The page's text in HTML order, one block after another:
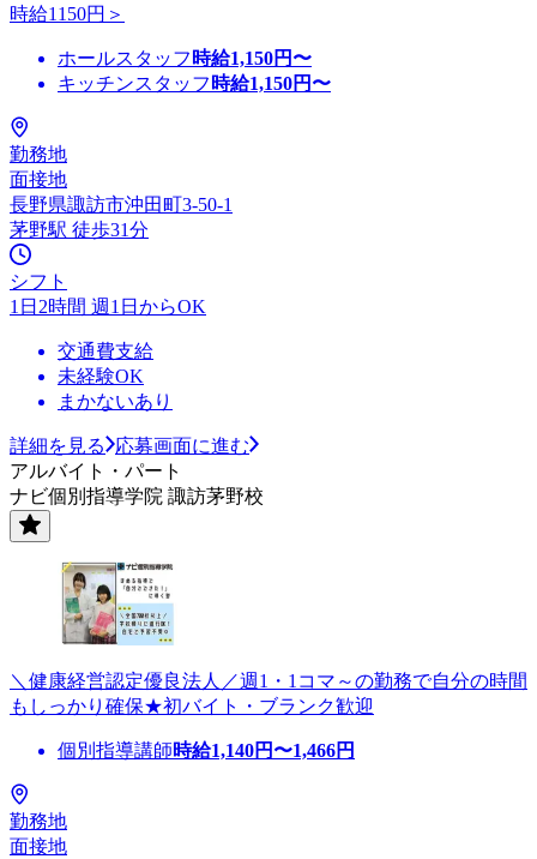
時給1150円＞
ホールスタッフ 時給1,150円〜
キッチンスタッフ 時給1,150円〜
勤務地
面接地
長野県諏訪市沖田町3-50-1
茅野駅 徒歩31分
シフト
1日2時間 週1日からOK
交通費支給
未経験OK
まかないあり
詳細を見る
応募画面に進む
アルバイト・パート
ナビ個別指導学院 諏訪茅野校
＼健康経営認定優良法人／週1・1コマ～の勤務で自分の時間
もしっかり確保★初バイト・ブランク歓迎
個別指導講師時給1,140円〜1,466円
勤務地
面接地